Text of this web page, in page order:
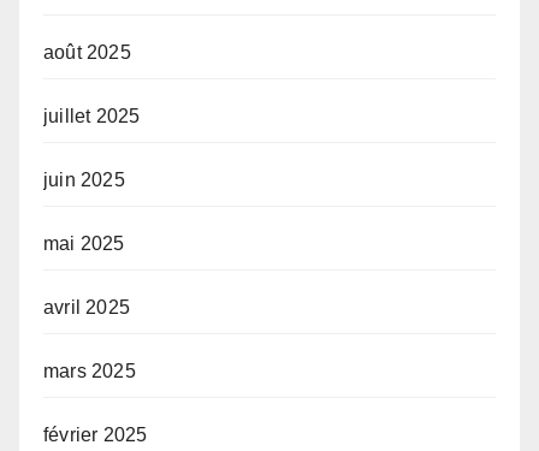
août 2025
juillet 2025
juin 2025
mai 2025
avril 2025
mars 2025
février 2025